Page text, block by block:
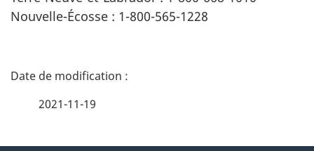
Nouvelle-Écosse : 1-800-565-1228
D
2021-11-19